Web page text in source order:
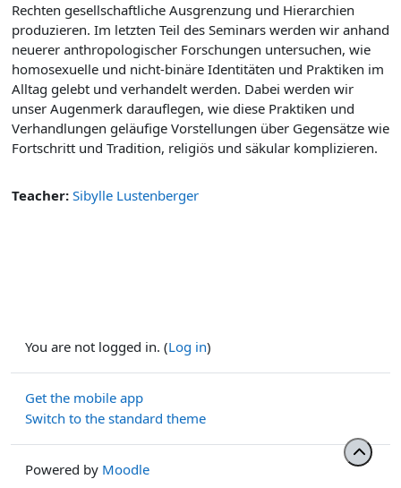
Rechten gesellschaftliche Ausgrenzung und Hierarchien
produzieren. Im letzten Teil des Seminars werden wir anhand
neuerer anthropologischer Forschungen untersuchen, wie
homosexuelle und nicht-binäre Identitäten und Praktiken im
Alltag gelebt und verhandelt werden. Dabei werden wir
unser Augenmerk darauflegen, wie diese Praktiken und
Verhandlungen geläufige Vorstellungen über Gegensätze wie
Fortschritt und Tradition, religiös und säkular komplizieren.
Teacher: Sibylle Lustenberger
You are not logged in. (Log in)
Get the mobile app
Switch to the standard theme
Powered by Moodle